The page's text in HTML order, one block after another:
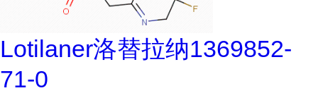
Lotilaner洛替拉纳1369852-
71-0